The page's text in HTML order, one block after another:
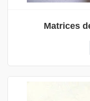
Matrices